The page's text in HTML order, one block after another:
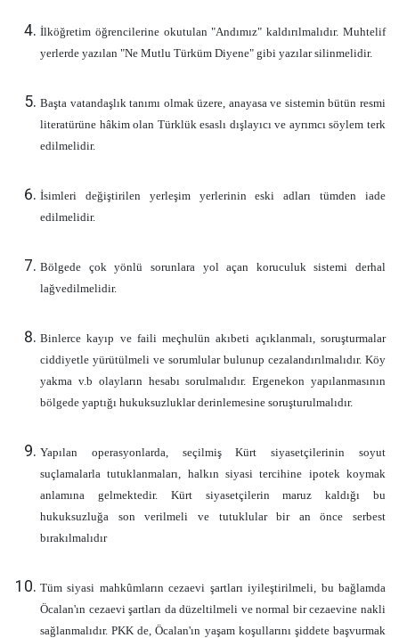
İlköğretim öğrencilerine okutulan "Andımız" kaldırılmalıdır. Muhtelif
yerlerde yazılan "Ne Mutlu Türküm Diyene" gibi yazılar silinmelidir.
Başta vatandaşlık tanımı olmak üzere, anayasa ve sistemin bütün resmi
literatürüne hâkim olan Türklük esaslı dışlayıcı ve ayrımcı söylem terk
edilmelidir.
İsimleri değiştirilen yerleşim yerlerinin eski adları tümden iade
edilmelidir.
Bölgede çok yönlü sorunlara yol açan koruculuk sistemi derhal
lağvedilmelidir.
Binlerce kayıp ve faili meçhulün akıbeti açıklanmalı, soruşturmalar
ciddiyetle yürütülmeli ve sorumlular bulunup cezalandırılmalıdır. Köy
yakma v.b olayların hesabı sorulmalıdır. Ergenekon yapılanmasının
bölgede yaptığı hukuksuzluklar derinlemesine soruşturulmalıdır.
Yapılan operasyonlarda, seçilmiş Kürt siyasetçilerinin soyut
suçlamalarla tutuklanmaları, halkın siyasi tercihine ipotek koymak
anlamına gelmektedir. Kürt siyasetçilerin maruz kaldığı bu
hukuksuzluğa son verilmeli ve tutuklular bir an önce serbest
bırakılmalıdır
Tüm siyasi mahkûmların cezaevi şartları iyileştirilmeli, bu bağlamda
Öcalan'ın cezaevi şartları da düzeltilmeli ve normal bir cezaevine nakli
sağlanmalıdır. PKK de, Öcalan'ın yaşam koşullarını şiddete başvurmak